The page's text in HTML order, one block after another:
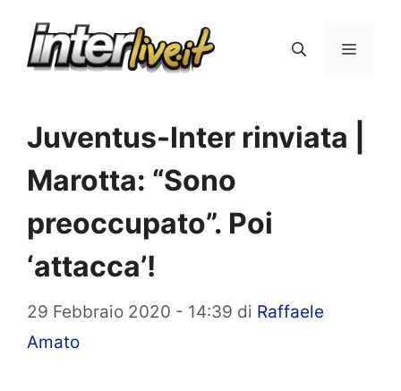
Menu
Juventus-Inter rinviata |
Marotta: “Sono
preoccupato”. Poi
‘attacca’!
29 Febbraio 2020 - 14:39 di Raffaele
Amato